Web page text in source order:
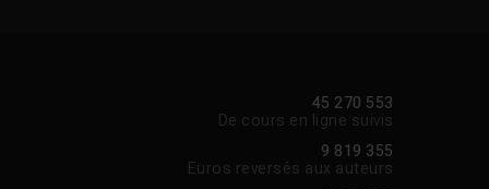
45 270 553
De cours en ligne suivis
9 819 355
Euros reversés aux auteurs